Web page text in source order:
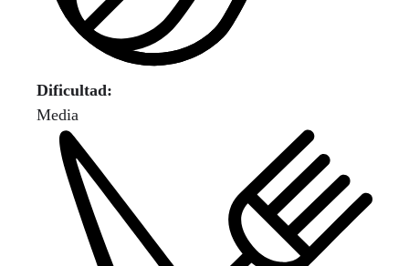
Dificultad:
Media